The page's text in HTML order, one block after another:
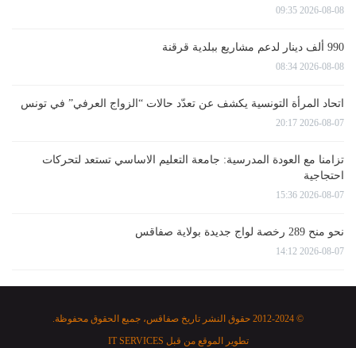
2026-08-08 09:35
990 ألف دينار لدعم مشاريع ببلدية قرقنة
2026-08-08 08:34
اتحاد المرأة التونسية يكشف عن تعدّد حالات “الزواج العرفي” في تونس
2026-08-07 20:17
تزامنا مع العودة المدرسية: جامعة التعليم الاساسي تستعد لتحركات
احتجاجية
2026-08-07 15:36
نحو منح 289 رخصة لواج جديدة بولاية صفاقس
2026-08-07 14:12
© 2012-2024 حقوق النشر تاريخ صفاقس، جميع الحقوق محفوظة.
تطوير الموقع من قبل IT SERVICES